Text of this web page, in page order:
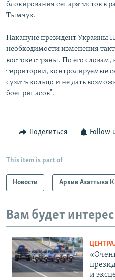
блокирования сепаратистов в
Тымчук.
Накануне президент Украины
необходимости изменения
востоке страны. По его словам,
территории, контролируемые
сузить кольцо и не дать
боеприпасов".
Поделиться Follow
This item is part of
Новости Архив Азаттыка
Вам будет
и